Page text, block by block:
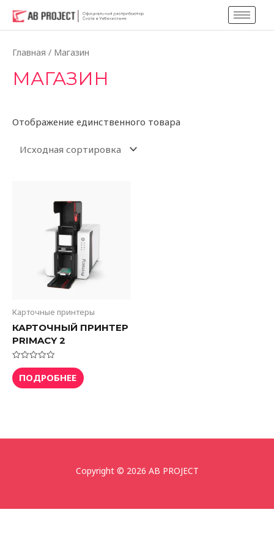
Главная / Магазин
МАГАЗИН
Отображение единственного товара
Карточные принтеры
КАРТОЧНЫЙ ПРИНТЕР
PRIMACY 2
Оценка
0
из
5
ПОДРОБНЕЕ
Copyright © 2026 AB PROJECT